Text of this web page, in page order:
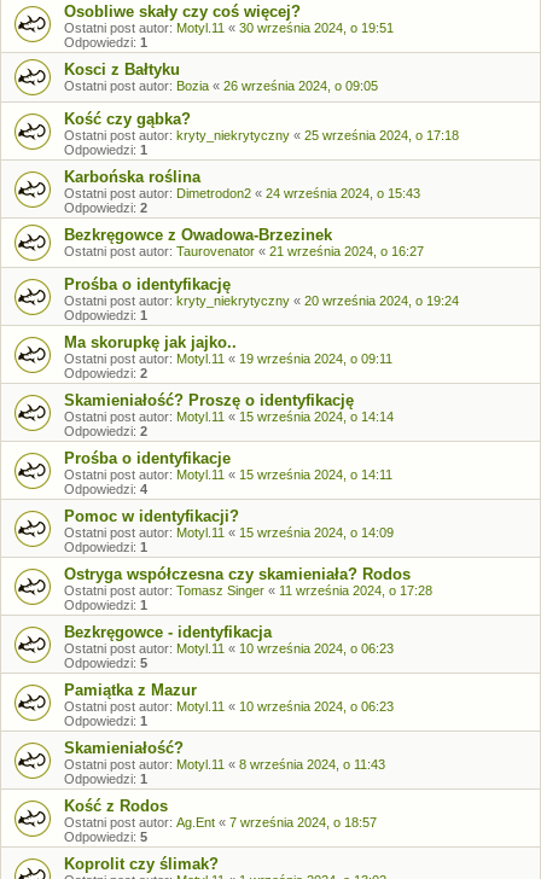
Osobliwe skały czy coś więcej?
Ostatni post autor: Motyl.11 « 30 września 2024, o 19:51
Odpowiedzi: 1
Kosci z Bałtyku
Ostatni post autor: Bozia « 26 września 2024, o 09:05
Kość czy gąbka?
Ostatni post autor: kryty_niekrytyczny « 25 września 2024, o 17:18
Odpowiedzi: 1
Karbońska roślina
Ostatni post autor: Dimetrodon2 « 24 września 2024, o 15:43
Odpowiedzi: 2
Bezkręgowce z Owadowa-Brzezinek
Ostatni post autor: Taurovenator « 21 września 2024, o 16:27
Prośba o identyfikację
Ostatni post autor: kryty_niekrytyczny « 20 września 2024, o 19:24
Odpowiedzi: 1
Ma skorupkę jak jajko..
Ostatni post autor: Motyl.11 « 19 września 2024, o 09:11
Odpowiedzi: 2
Skamieniałość? Proszę o identyfikację
Ostatni post autor: Motyl.11 « 15 września 2024, o 14:14
Odpowiedzi: 2
Prośba o identyfikacje
Ostatni post autor: Motyl.11 « 15 września 2024, o 14:11
Odpowiedzi: 4
Pomoc w identyfikacji?
Ostatni post autor: Motyl.11 « 15 września 2024, o 14:09
Odpowiedzi: 1
Ostryga współczesna czy skamieniała? Rodos
Ostatni post autor: Tomasz Singer « 11 września 2024, o 17:28
Odpowiedzi: 1
Bezkręgowce - identyfikacja
Ostatni post autor: Motyl.11 « 10 września 2024, o 06:23
Odpowiedzi: 5
Pamiątka z Mazur
Ostatni post autor: Motyl.11 « 10 września 2024, o 06:23
Odpowiedzi: 1
Skamieniałość?
Ostatni post autor: Motyl.11 « 8 września 2024, o 11:43
Odpowiedzi: 1
Kość z Rodos
Ostatni post autor: Ag.Ent « 7 września 2024, o 18:57
Odpowiedzi: 5
Koprolit czy ślimak?